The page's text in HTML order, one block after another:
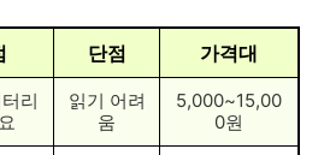
단점 가격대
리
읽기 어려
움
5,000~15,00
0원